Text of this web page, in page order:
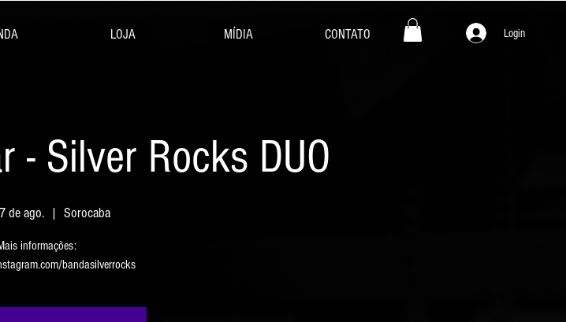
LOJA MÍDIA CONTATO Login
- Silver Rocks DUO
de ago.
  |
Sorocaba
informações:
bandasilverrocks